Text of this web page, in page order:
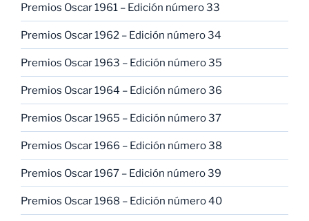
Premios Oscar 1961 – Edición número 33
Premios Oscar 1962 – Edición número 34
Premios Oscar 1963 – Edición número 35
Premios Oscar 1964 – Edición número 36
Premios Oscar 1965 – Edición número 37
Premios Oscar 1966 – Edición número 38
Premios Oscar 1967 – Edición número 39
Premios Oscar 1968 – Edición número 40